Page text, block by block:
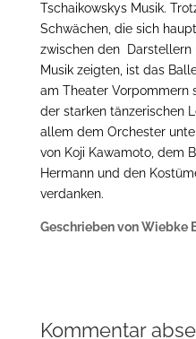
Tschaikowskys Musik.
Schwächen, die sich
zwischen den Darstellern
Musik zeigten, ist das
am Theater Vorpommern
der starken tänzerischen
allem dem Orchester
von Koji Kawamoto, dem
Hermann und den
verdanken.
Geschrieben von Wiebke
Kommentar